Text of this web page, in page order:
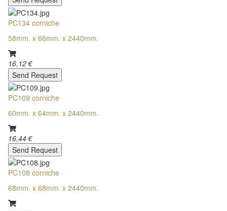
PC134 corniche
58mm. x 66mm. x 2440mm.
16,12 €
Send Request
PC109 corniche
60mm. x 64mm. x 2440mm.
16,44 €
Send Request
PC108 corniche
68mm. x 68mm. x 2440mm.